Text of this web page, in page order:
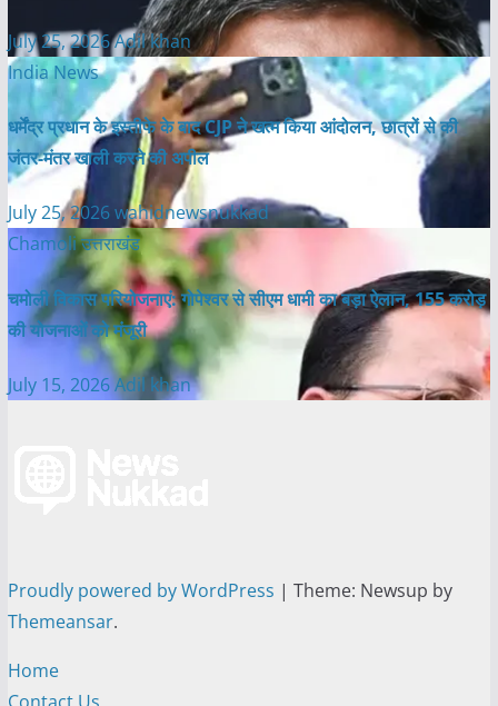
July 25, 2026Adil khan
India News
धर्मेंद्र प्रधान के इस्तीफे के बाद CJP ने खत्म किया आंदोलन, छात्रों से की
जंतर-मंतर खाली करने की अपील
July 25, 2026wahidnewsnukkad
Chamoliउत्तराखंड
चमोली विकास परियोजनाएं: गोपेश्वर से सीएम धामी का बड़ा ऐलान, 155 करोड़
की योजनाओं को मंजूरी
July 15, 2026Adil khan
Proudly powered by WordPress | Theme: Newsup by
Themeansar.
Home